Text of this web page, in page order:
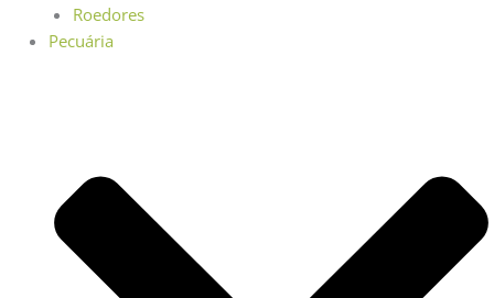
Roedores
Pecuária